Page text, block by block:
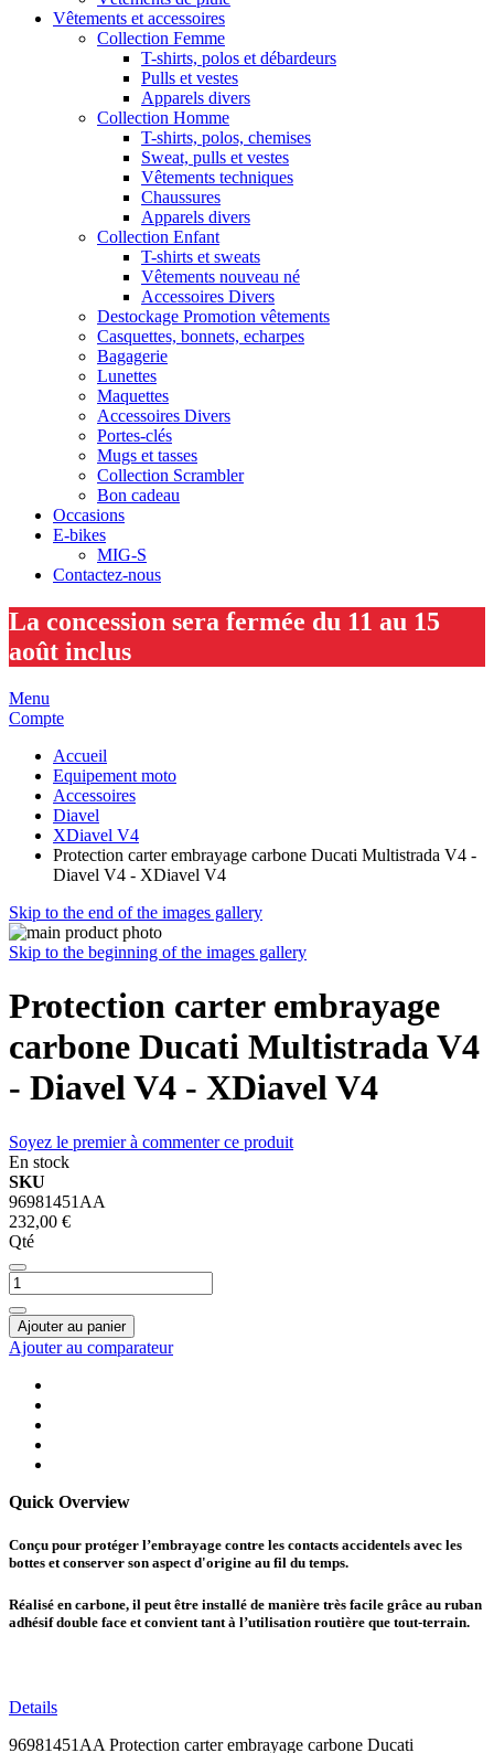
Vêtements et accessoires
Collection Femme
T-shirts, polos et débardeurs
Pulls et vestes
Apparels divers
Collection Homme
T-shirts, polos, chemises
Sweat, pulls et vestes
Vêtements techniques
Chaussures
Apparels divers
Collection Enfant
T-shirts et sweats
Vêtements nouveau né
Accessoires Divers
Destockage Promotion vêtements
Casquettes, bonnets, echarpes
Bagagerie
Lunettes
Maquettes
Accessoires Divers
Portes-clés
Mugs et tasses
Collection Scrambler
Bon cadeau
Occasions
E-bikes
MIG-S
Contactez-nous
La concession sera fermée du 11 au 15
août inclus
Menu
Compte
Accueil
Equipement moto
Accessoires
Diavel
XDiavel V4
Protection carter embrayage carbone Ducati Multistrada V4 -
Diavel V4 - XDiavel V4
Skip to the end of the images gallery
Skip to the beginning of the images gallery
Protection carter embrayage
carbone Ducati Multistrada V4
- Diavel V4 - XDiavel V4
Soyez le premier à commenter ce produit
En stock
SKU
96981451AA
232,00 €
Qté
Ajouter au panier
Ajouter au comparateur
Quick Overview
Conçu pour protéger l’embrayage contre les contacts accidentels avec les
bottes et conserver son aspect d'origine au fil du temps.
Réalisé en carbone, il peut être installé de manière très facile grâce au ruban
adhésif double face et convient tant à l’utilisation routière que tout-terrain.
Details
96981451AA Protection carter embrayage carbone Ducati